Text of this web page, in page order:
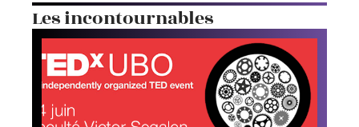
Les incontournables